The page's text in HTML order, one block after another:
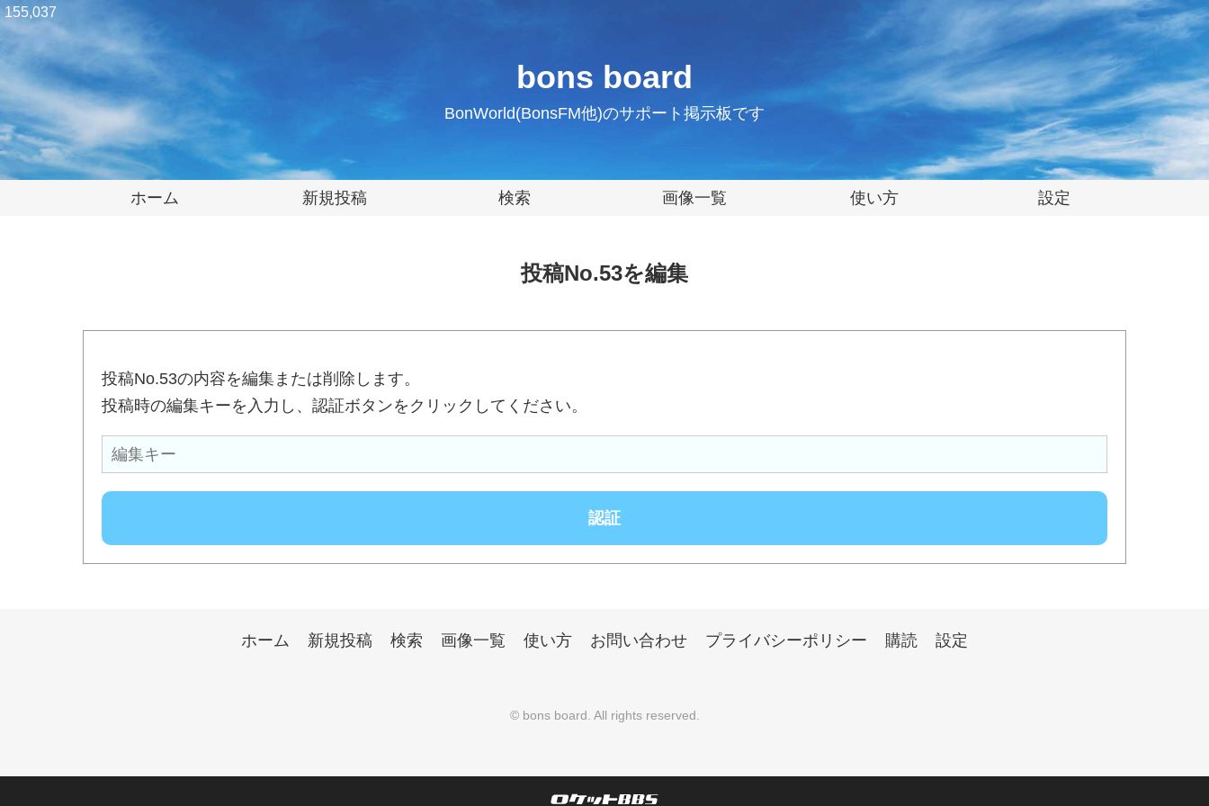
bons board
BonWorld(BonsFM他)のサポート掲示板です
ホーム 新規投稿 検索 画像一覧 使い方 設定
155,037
投稿No.53を編集
投稿No.53の内容を編集または削除します。
投稿時の編集キーを入力し、認証ボタンをクリックしてください。
ホーム 新規投稿 検索 画像一覧 使い方 お問い合わせ プライバシーポリシー 購読 設定
© bons board . All rights reserved.